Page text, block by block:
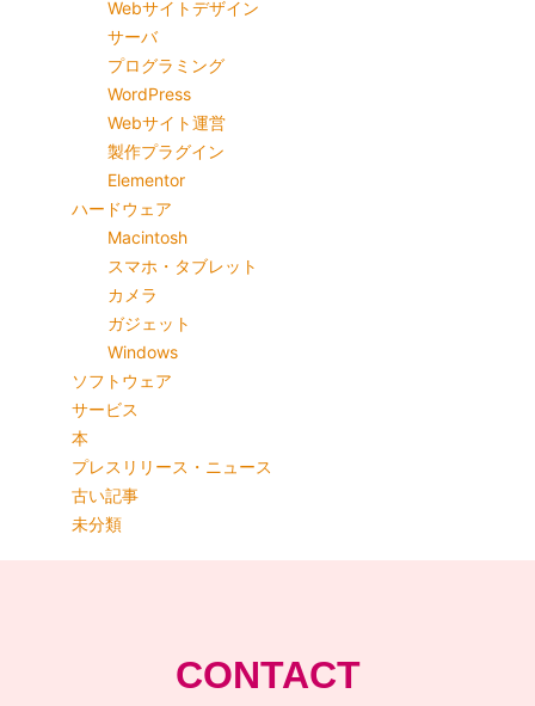
Webサイトデザイン
サーバ
プログラミング
WordPress
Webサイト運営
製作プラグイン
Elementor
ハードウェア
Macintosh
スマホ・タブレット
カメラ
ガジェット
Windows
ソフトウェア
サービス
本
プレスリリース・ニュース
古い記事
未分類
CONTACT